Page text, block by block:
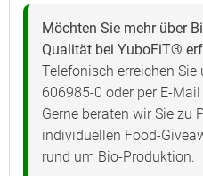
Möchten Sie mehr über
Qualität bei YuboFiT®
Telefonisch erreichen Sie
606985-0 oder per E-Mail
Gerne beraten wir Sie zu
individuellen Food-
rund um Bio-Produktion.